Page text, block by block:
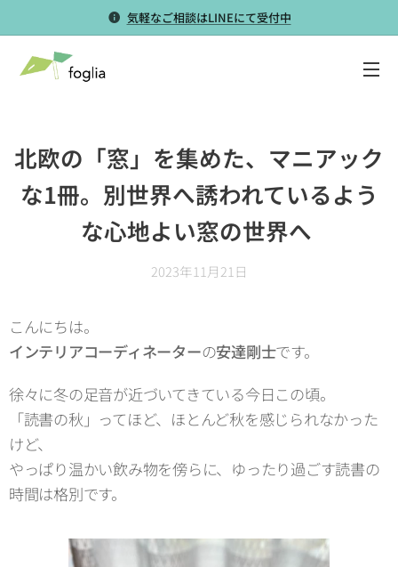
気軽なご相談はLINEにて受付中
北欧の「窓」を集めた、マニアック
な1冊。別世界へ誘われているよう
な心地よい窓の世界へ
2023年11月21日
こんにちは。
インテリアコーディネーターの安達剛士です。
徐々に冬の足音が近づいてきている今日この頃。
「読書の秋」ってほど、ほとんど秋を感じられなかった
けど、
やっぱり温かい飲み物を傍らに、ゆったり過ごす読書の
時間は格別です。